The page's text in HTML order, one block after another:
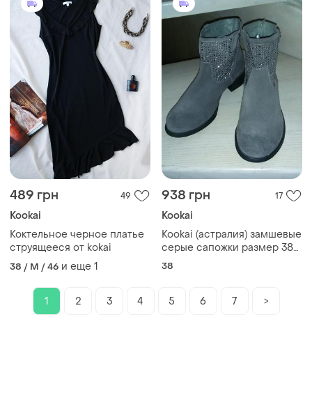
489 грн 49
Kookai
Коктельное черное платье
струящееся от kokai
38 / M / 46 и еще 1
938 грн 17
Kookai
Kookai (астралия) замшевые
серые сапожки размер 38
(24,8см)
38
1 2 3 4 5 6 7 >